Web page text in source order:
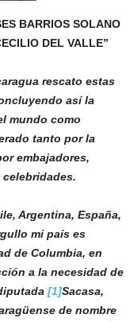
BARRIOS SOLANO
DEL VALLE”
rescato estas
así la
mundo como
tanto por la
embajadores,
Argentina, España,
mi país es
de Columbia, en
a la necesidad de
[1]Sacasa,
de nombre